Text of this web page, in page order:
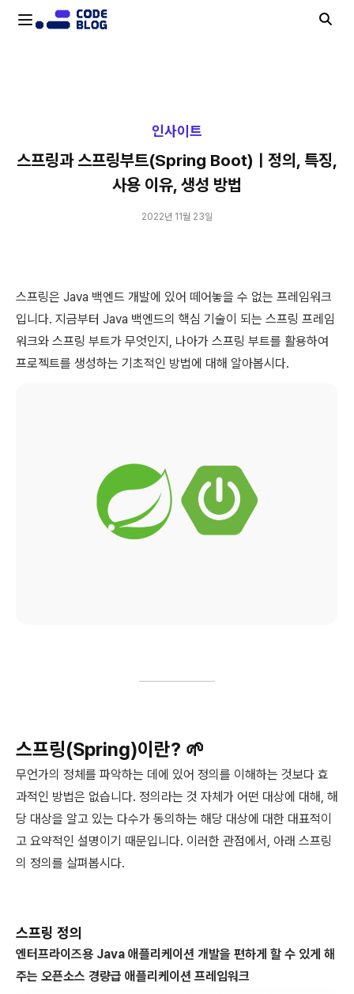
인사이트
스프링과 스프링부트(Spring Boot)ㅣ정의, 특징,
사용 이유, 생성 방법
2022년 11월 23일
스프링은 Java 백엔드 개발에 있어 떼어놓을 수 없는 프레임워크
입니다. 지금부터 Java 백엔드의 핵심 기술이 되는 스프링 프레임
워크와 스프링 부트가 무엇인지, 나아가 스프링 부트를 활용하여
프로젝트를 생성하는 기초적인 방법에 대해 알아봅시다.
스프링(Spring)이란? 🌱
무언가의 정체를 파악하는 데에 있어 정의를 이해하는 것보다 효
과적인 방법은 없습니다. 정의라는 것 자체가 어떤 대상에 대해, 해
당 대상을 알고 있는 다수가 동의하는 해당 대상에 대한 대표적이
고 요약적인 설명이기 때문입니다. 이러한 관점에서, 아래 스프링
의 정의를 살펴봅시다.
스프링 정의
엔터프라이즈용 Java 애플리케이션 개발을 편하게 할 수 있게 해
주는 오픈소스 경량급 애플리케이션 프레임워크